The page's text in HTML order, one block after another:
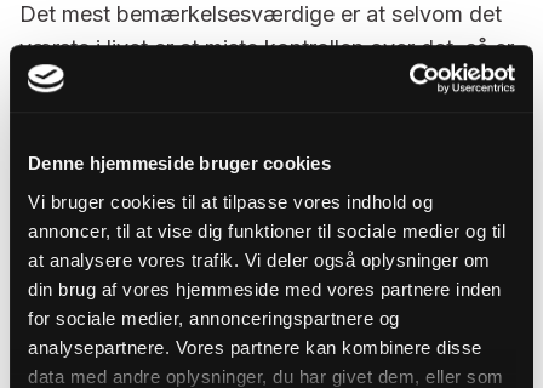
Denne hjemmeside bruger cookies
Vi bruger cookies til at tilpasse vores indhold og
annoncer, til at vise dig funktioner til sociale medier og til
at analysere vores trafik. Vi deler også oplysninger om
din brug af vores hjemmeside med vores partnere inden
for sociale medier, annonceringspartnere og
analysepartnere. Vores partnere kan kombinere disse
data med andre oplysninger, du har givet dem, eller som
Det mest bemærkelsesværdige er at selvom det
værste i livet er at miste kontrollen over det, så er
det også selve det sårbare sted i livet som kan
Lukas evangeliet kapitel 12,
vers 13-21